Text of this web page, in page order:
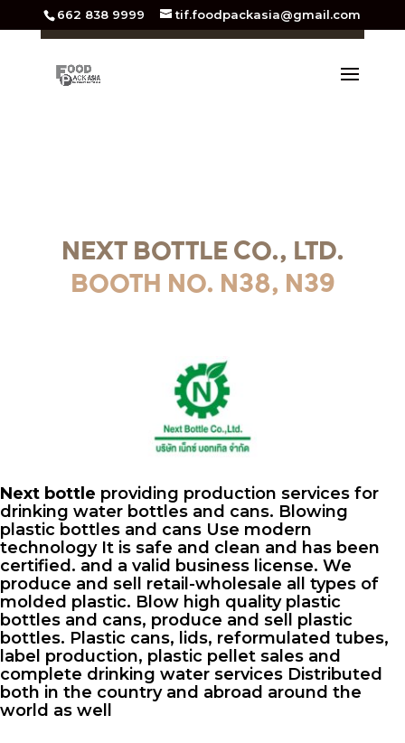
662 838 9999 tif.foodpackasia@gmail.com
NEXT BOTTLE CO., LTD.
BOOTH NO. N38, N39
Next bottle providing production services for
drinking water bottles and cans. Blowing
plastic bottles and cans Use modern
technology It is safe and clean and has been
certified. and a valid business license. We
produce and sell retail-wholesale all types of
molded plastic. Blow high quality plastic
bottles and cans, produce and sell plastic
bottles. Plastic cans, lids, reformulated tubes,
label production, plastic pellet sales and
complete drinking water services Distributed
both in the country and abroad around the
world as well